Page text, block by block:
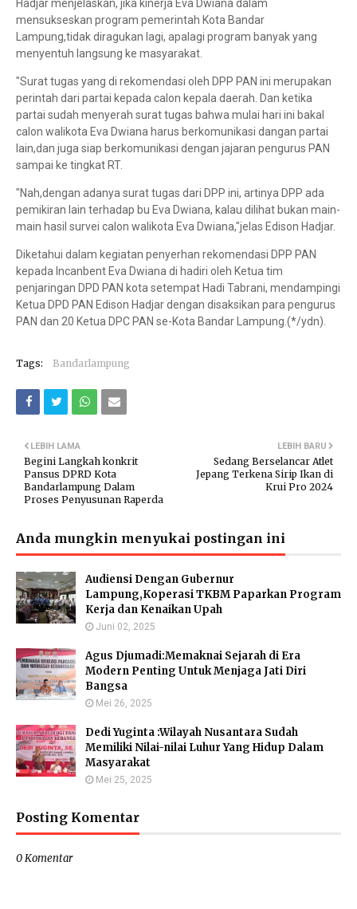
Hadjar menjelaskan, jika kinerja Eva Dwiana dalam
mensukseskan program pemerintah Kota Bandar
Lampung,tidak diragukan lagi, apalagi program banyak yang
menyentuh langsung ke masyarakat.
"Surat tugas yang di rekomendasi oleh DPP PAN ini merupakan
perintah dari partai kepada calon kepala daerah. Dan ketika
partai sudah menyerah surat tugas bahwa mulai hari ini bakal
calon walikota Eva Dwiana harus berkomunikasi dangan partai
lain,dan juga siap berkomunikasi dengan jajaran pengurus PAN
sampai ke tingkat RT.
"Nah,dengan adanya surat tugas dari DPP ini, artinya DPP ada
pemikiran lain terhadap bu Eva Dwiana, kalau dilihat bukan main-
main hasil survei calon walikota Eva Dwiana,"jelas Edison Hadjar.
Diketahui dalam kegiatan penyerhan rekomendasi DPP PAN
kepada Incanbent Eva Dwiana di hadiri oleh Ketua tim
penjaringan DPD PAN kota setempat Hadi Tabrani, mendampingi
Ketua DPD PAN Edison Hadjar dengan disaksikan para pengurus
PAN dan 20 Ketua DPC PAN se-Kota Bandar Lampung.(*/ydn).
Tags: Bandarlampung
LEBIH BARU
Sedang Berselancar Atlet
Jepang Terkena Sirip Ikan di
Krui Pro 2024
LEBIH LAMA
Begini Langkah konkrit
Pansus DPRD Kota
Bandarlampung Dalam
Proses Penyusunan Raperda
Anda mungkin menyukai postingan ini
Audiensi Dengan Gubernur
Lampung,Koperasi TKBM Paparkan Program
Kerja dan Kenaikan Upah
Juni 02, 2025
Agus Djumadi:Memaknai Sejarah di Era
Modern Penting Untuk Menjaga Jati Diri
Bangsa
Mei 26, 2025
Dedi Yuginta :Wilayah Nusantara Sudah
Memiliki Nilai-nilai Luhur Yang Hidup Dalam
Masyarakat
Mei 25, 2025
Posting Komentar
0 Komentar